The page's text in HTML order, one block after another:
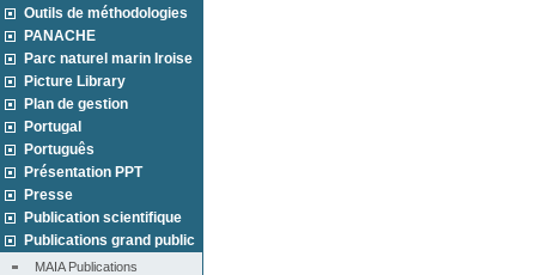
Outils de méthodologies
PANACHE
Parc naturel marin Iroise
Picture Library
Plan de gestion
Portugal
Português
Présentation PPT
Presse
Publication scientifique
Publications grand public
MAIA Publications